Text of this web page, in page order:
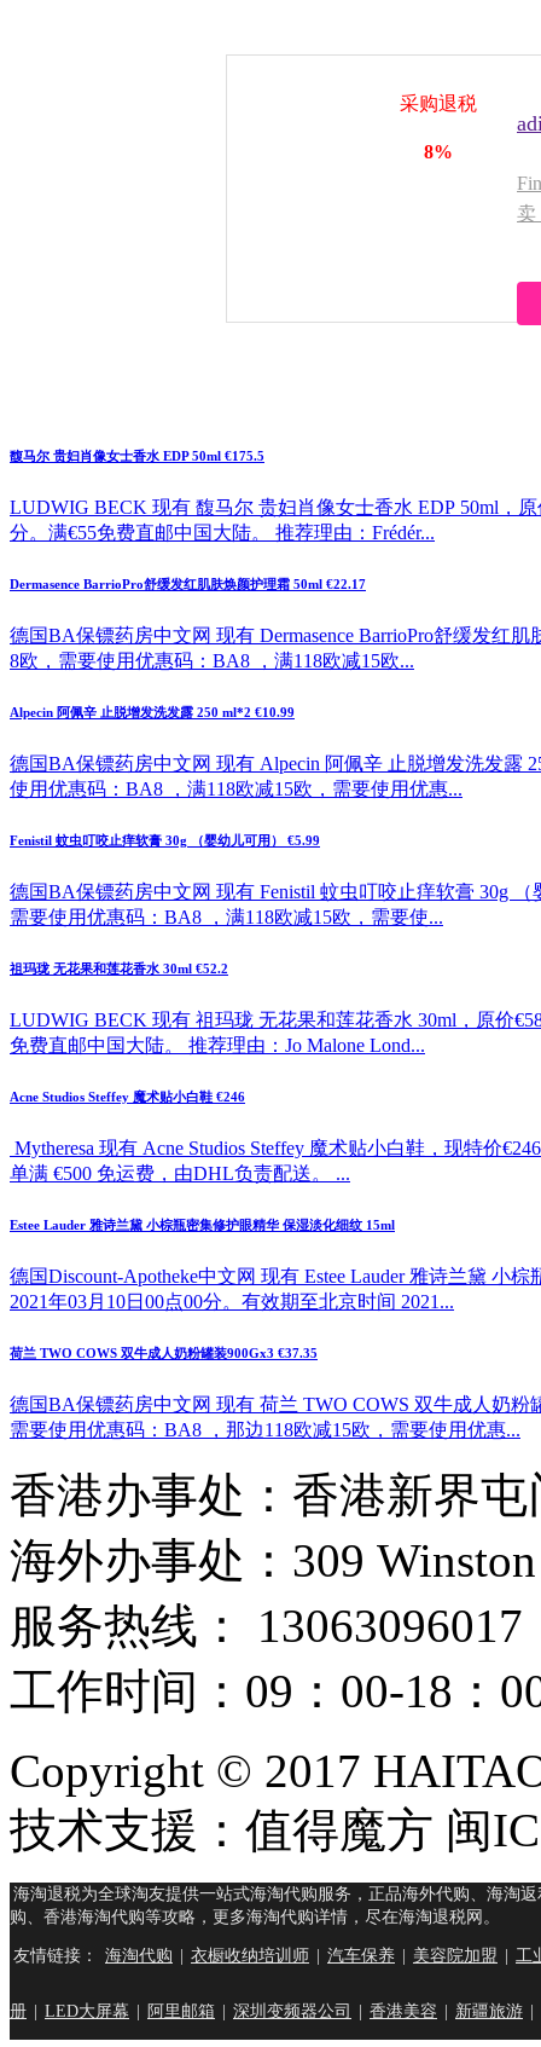
采购退税
8%
卖
馥马尔 贵妇肖像女士香水 EDP 50ml €175.5
LUDWIG BECK 现有 馥马尔 贵妇肖像女士香水 EDP 50ml，
分。满€55免费直邮中国大陆。 推荐理由：Frédér...
Dermasence BarrioPro舒缓发红肌肤焕颜护理霜 50ml €22.17
德国BA保镖药房中文网 现有 Dermasence BarrioPro舒缓发红
8欧，需要使用优惠码：BA8 ，满118欧减15欧...
Alpecin 阿佩辛 止脱增发洗发露 250 ml*2 €10.99
德国BA保镖药房中文网 现有 Alpecin 阿佩辛 止脱增发洗发露
使用优惠码：BA8 ，满118欧减15欧，需要使用优惠...
Fenistil 蚊虫叮咬止痒软膏 30g （婴幼儿可用） €5.99
德国BA保镖药房中文网 现有 Fenistil 蚊虫叮咬止痒软膏 30g
需要使用优惠码：BA8 ，满118欧减15欧，需要使...
祖玛珑 无花果和莲花香水 30ml €52.2
LUDWIG BECK 现有 祖玛珑 无花果和莲花香水 30ml，原价
免费直邮中国大陆。 推荐理由：Jo Malone Lond...
Acne Studios Steffey 魔术贴小白鞋 €246
Mytheresa 现有 Acne Studios Steffey 魔术贴小白鞋，现特价
单满 €500 免运费，由DHL负责配送。 ...
Estee Lauder 雅诗兰黛 小棕瓶密集修护眼精华 保湿淡化细纹 15ml
德国Discount-Apotheke中文网 现有 Estee Lauder 雅诗兰黛 小
2021年03月10日00点00分。有效期至北京时间 2021...
荷兰 TWO COWS 双牛成人奶粉罐装900Gx3 €37.35
德国BA保镖药房中文网 现有 荷兰 TWO COWS 双牛成人奶
需要使用优惠码：BA8 ，那边118欧减15欧，需要使用优惠...
香港办事处：香港新界
海外办事处：309
服务热线： 13063096017
工作时间：09：00-18：
Copyright © 2017
技术支援：值得魔方 闽
海淘退税为全球淘友提供一站式海淘代购服务，正品海外代购、海淘
购、香港海淘代购等攻略，更多海淘代购详情，尽在海淘退税网。
友情链接： 海淘代购 衣橱收纳培训师 汽车保养 美容院加盟 工
册 LED大屏幕 阿里邮箱 深圳变频器公司 香港美容 新疆旅游